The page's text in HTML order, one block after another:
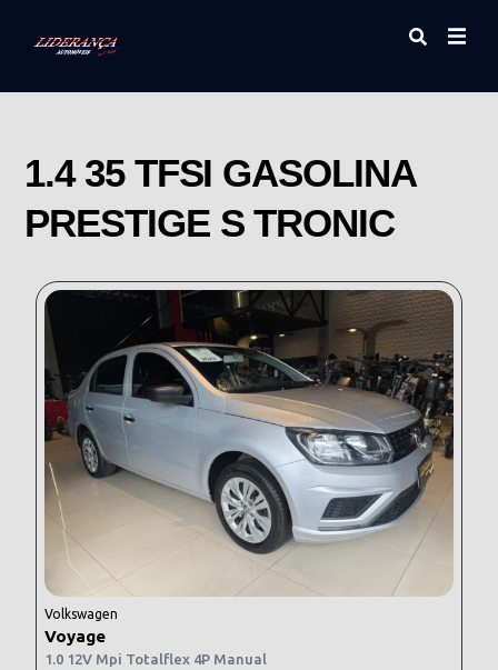
1.4 35 TFSI GASOLINA
PRESTIGE S TRONIC
Volkswagen
Voyage
1.0 12V Mpi Totalflex 4P Manual